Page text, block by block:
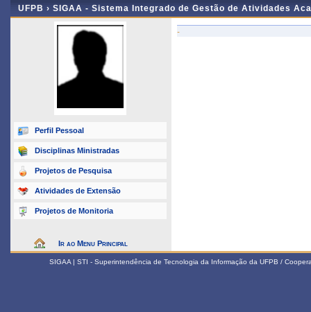
UFPB › SIGAA - Sistema Integrado de Gestão de Atividades
Perfil Pessoal
Disciplinas Ministradas
Projetos de Pesquisa
Atividades de Extensão
Projetos de Monitoria
Ir ao Menu Principal
-
SIGAA | STI - Superintendência de Tecnologia da Informação da UFPB /